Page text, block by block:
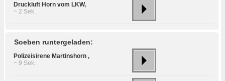
Druckluft Horn vom LKW,
~ 2 Sek.
Soeben runtergeladen:
Polizeisirene Martinshorn ,
~ 9 Sek.